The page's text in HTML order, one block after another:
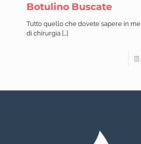
Botulino Buscate
Tutto quello che dovete sapere in
di chirurgia […]